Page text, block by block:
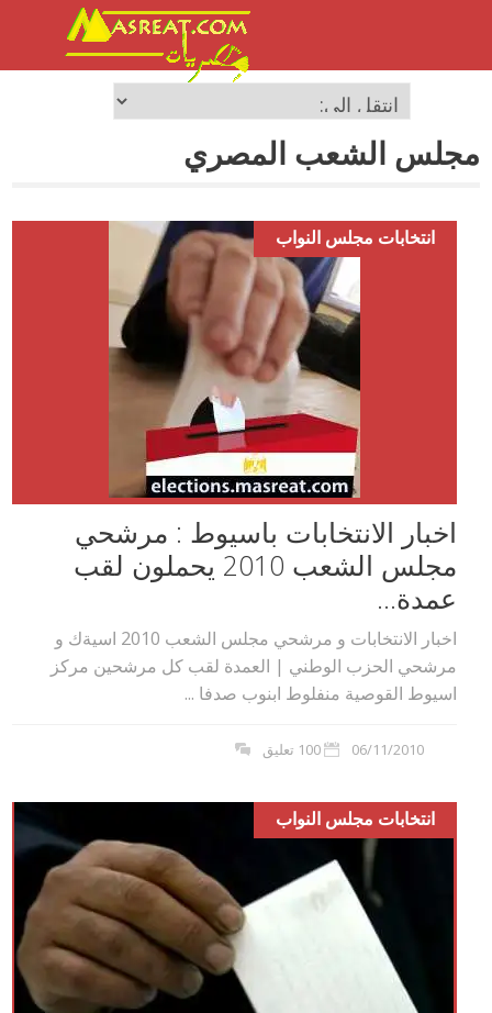
مجلس الشعب المصري
انتخابات مجلس النواب
اخبار الانتخابات باسيوط : مرشحي
مجلس الشعب 2010 يحملون لقب
عمدة...
اخبار الانتخابات و مرشحي مجلس الشعب 2010 اسيةك و
مرشحي الحزب الوطني | العمدة لقب كل مرشحين مركز
اسيوط القوصية منفلوط ابنوب صدفا ...
06/11/2010 100 تعليق
انتخابات مجلس النواب